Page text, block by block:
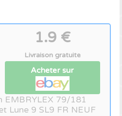
1.9 €
Livraison gratuite
Acheter sur
EMBRYLEX 79/181
Lune 9 SL9 FR NEUF